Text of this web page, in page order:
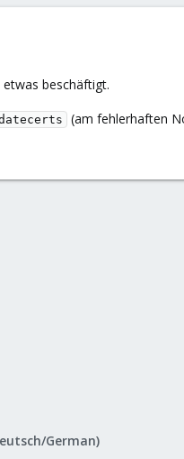
beschäftigt.
(am fehlerhaften
German)